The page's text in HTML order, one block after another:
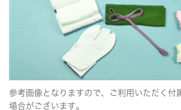
参考画像となりますので、ご利用いただく付
場合がございます。